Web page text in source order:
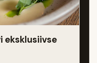
eksklusiivse